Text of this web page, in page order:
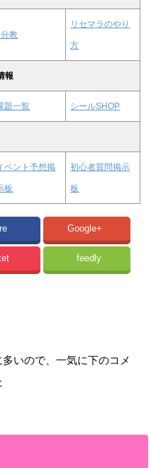
教
リセマラのやり
方
報
題一覧 シールSHOP
ベント予想掲
板
初心者質問掲示
板
Google+
feedly
いので、一気に下のコメ